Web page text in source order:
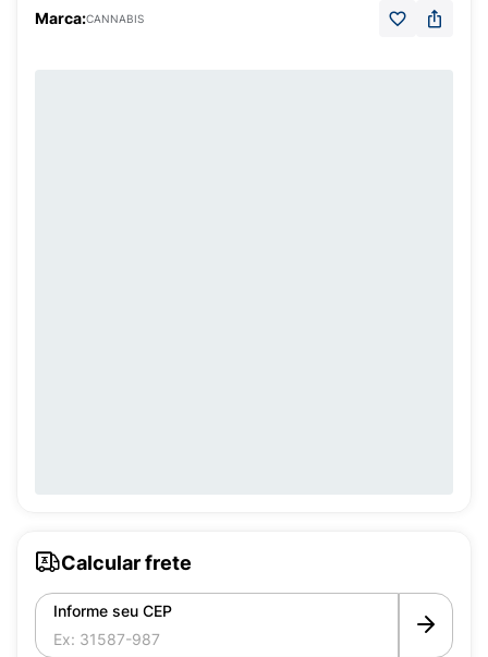
Marca:CANNABIS
Calcular frete
Informe seu CEP